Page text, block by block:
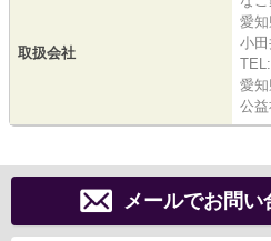
取扱会社
愛
小
愛
公
メールでお問い